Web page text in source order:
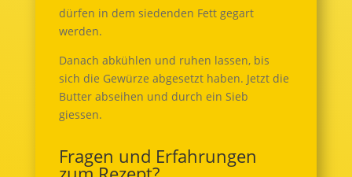
dürfen in dem siedenden Fett gegart
werden.
Danach abkühlen und ruhen lassen, bis
sich die Gewürze abgesetzt haben. Jetzt die
Butter abseihen und durch ein Sieb
giessen.
Fragen und Erfahrungen